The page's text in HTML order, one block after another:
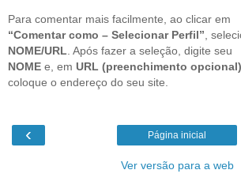
Para comentar mais facilmente, ao clicar em
“Comentar como – Selecionar Perfil” ,
NOME/URL . Após fazer a seleção, digite seu
NOME e, em URL (preenchimento opcional)
coloque o endereço do seu site.
‹ Página inicial
Ver versão para a web